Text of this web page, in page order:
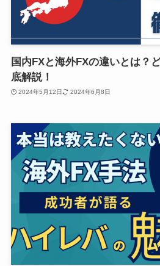
国内FXと海外FXの違いとは？
底解説！
2024年5月12日 2024年6月8日